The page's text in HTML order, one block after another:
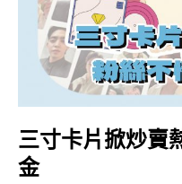
三寸卡片掀炒
金